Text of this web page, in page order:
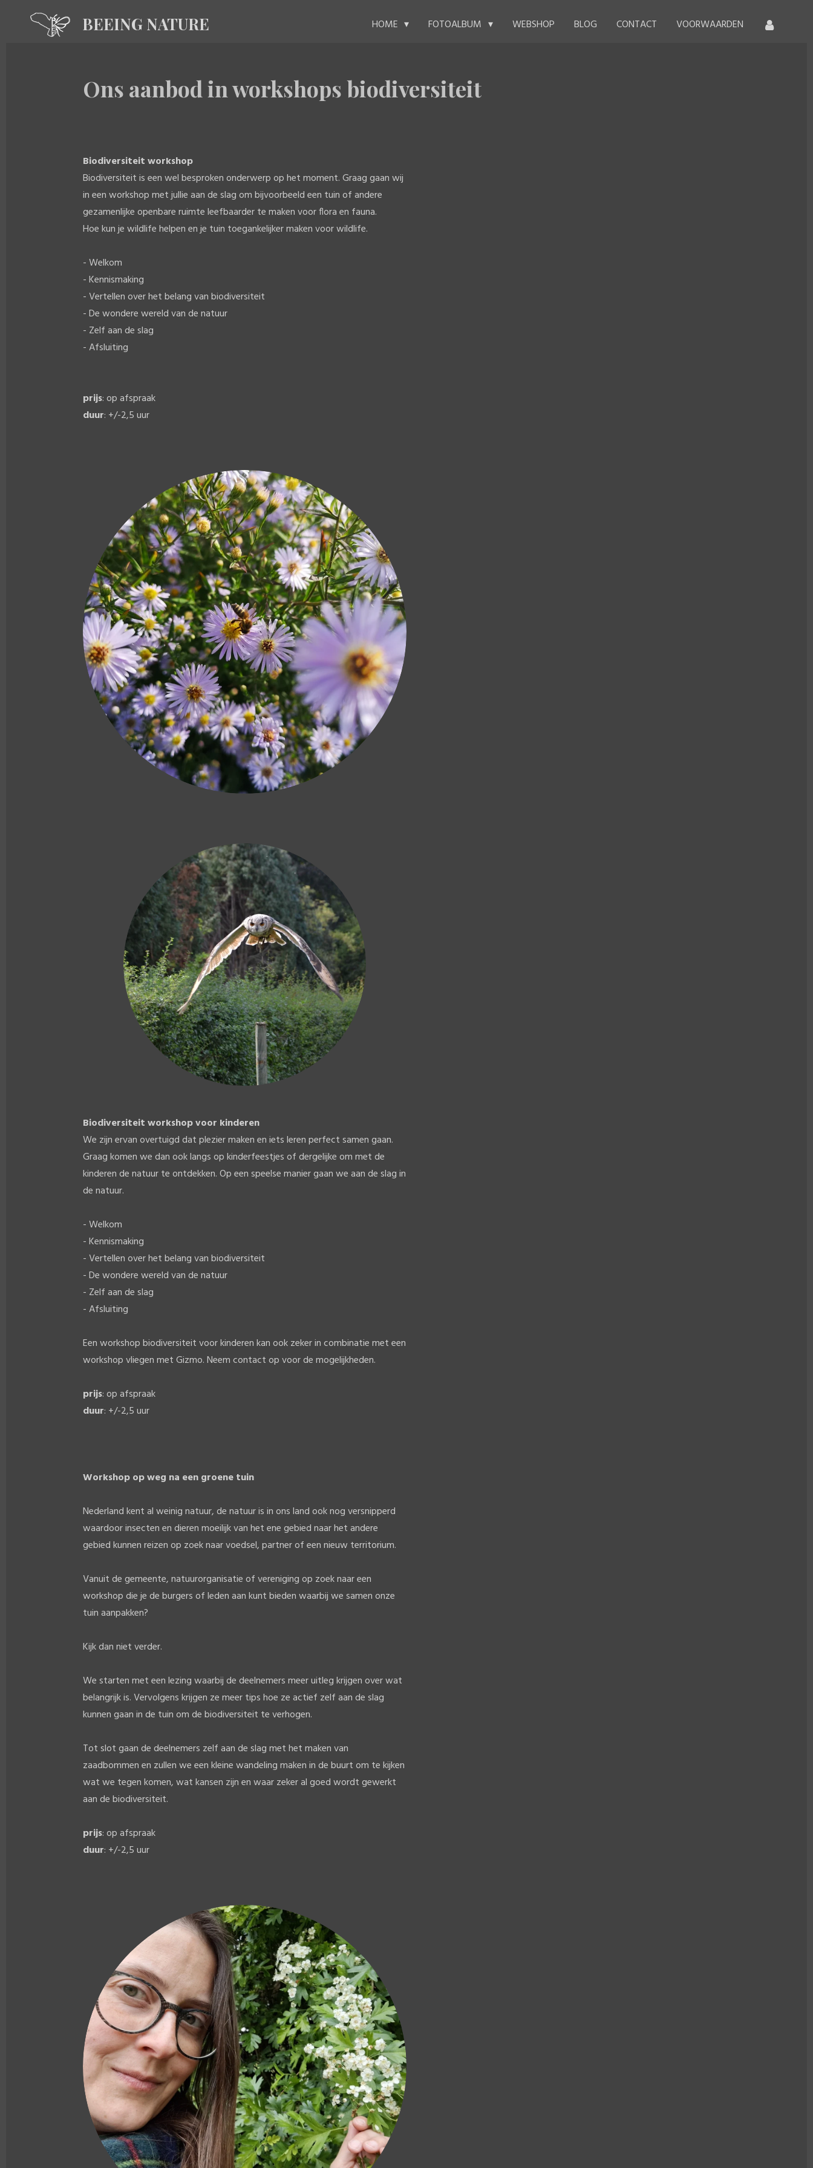
BEEING NATURE HOME FOTOALBUM WEBSHOP BLOG CONTACT VOORWAARDEN
Ons aanbod in workshops biodiversiteit
Biodiversiteit workshop
Biodiversiteit is een wel besproken onderwerp op het moment. Graag gaan wij
in een workshop met jullie aan de slag om bijvoorbeeld een tuin of andere
gezamenlijke openbare ruimte leefbaarder te maken voor flora en fauna.
Hoe kun je wildlife helpen en je tuin toegankelijker maken voor wildlife.
- Welkom
- Kennismaking
- Vertellen over het belang van biodiversiteit
- De wondere wereld van de natuur
- Zelf aan de slag
- Afsluiting
prijs: op afspraak
duur: +/-2,5 uur
Biodiversiteit workshop voor kinderen
We zijn ervan overtuigd dat plezier maken en iets leren perfect samen gaan.
Graag komen we dan ook langs op kinderfeestjes of dergelijke om met de
kinderen de natuur te ontdekken. Op een speelse manier gaan we aan de slag in
de natuur.
- Welkom
- Kennismaking
- Vertellen over het belang van biodiversiteit
- De wondere wereld van de natuur
- Zelf aan de slag
- Afsluiting
Een workshop biodiversiteit voor kinderen kan ook zeker in combinatie met een
workshop vliegen met Gizmo. Neem contact op voor de mogelijkheden.
prijs: op afspraak
duur: +/-2,5 uur
Workshop op weg na een groene tuin
Nederland kent al weinig natuur, de natuur is in ons land ook nog versnipperd
waardoor insecten en dieren moeilijk van het ene gebied naar het andere
gebied kunnen reizen op zoek naar voedsel, partner of een nieuw territorium.
Vanuit de gemeente, natuurorganisatie of vereniging op zoek naar een
workshop die je de burgers of leden aan kunt bieden waarbij we samen onze
tuin aanpakken?
Kijk dan niet verder.
We starten met een lezing waarbij de deelnemers meer uitleg krijgen over wat
belangrijk is. Vervolgens krijgen ze meer tips hoe ze actief zelf aan de slag
kunnen gaan in de tuin om de biodiversiteit te verhogen.
Tot slot gaan de deelnemers zelf aan de slag met het maken van
zaadbommen en zullen we een kleine wandeling maken in de buurt om te kijken
wat we tegen komen, wat kansen zijn en waar zeker al goed wordt gewerkt
aan de biodiversiteit.
prijs: op afspraak
duur: +/-2,5 uur